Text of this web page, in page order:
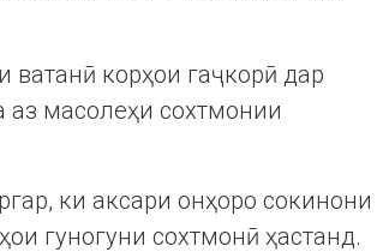
ватанӣ корҳои гаҷкорӣ дар
аз масолеҳи сохтмонии
ки аксари онҳоро сокинони
гуногуни сохтмонӣ ҳастанд.